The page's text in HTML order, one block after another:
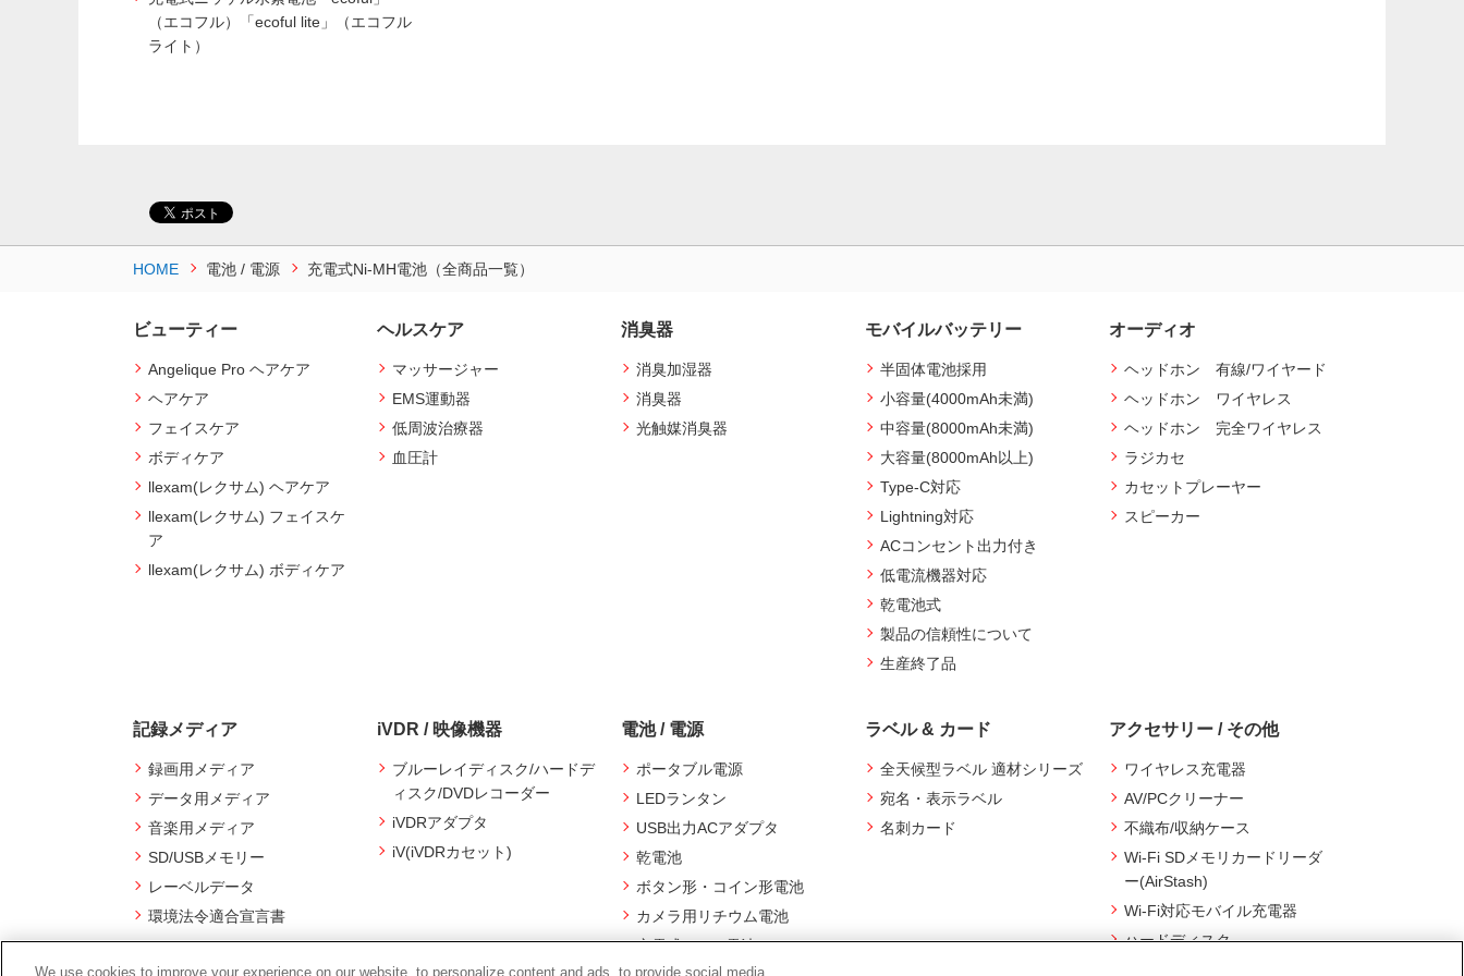
（エコフル）「ecoful lite」（エコフル
ライト）
HOME 電池 / 電源 充電式Ni-MH電池（全商品一覧）
ビューティー
Angelique Pro ヘアケア
ヘアケア
フェイスケア
ボディケア
llexam(レクサム) ヘアケア
llexam(レクサム) フェイスケ
ア
llexam(レクサム) ボディケア
ヘルスケア
マッサージャー
EMS運動器
低周波治療器
血圧計
消臭器
消臭加湿器
消臭器
光触媒消臭器
モバイルバッテリー
半固体電池採用
小容量(4000mAh未満)
中容量(8000mAh未満)
大容量(8000mAh以上)
Type-C対応
Lightning対応
ACコンセント出力付き
低電流機器対応
乾電池式
製品の信頼性について
生産終了品
オーディオ
ヘッドホン 有線/ワイヤード
ヘッドホン ワイヤレス
ヘッドホン 完全ワイヤレス
ラジカセ
カセットプレーヤー
スピーカー
記録メディア
録画用メディア
データ用メディア
音楽用メディア
SD/USBメモリー
レーベルデータ
環境法令適合宣言書
iVDR / 映像機器
ブルーレイディスク/ハードデ
ィスク/DVDレコーダー
iVDRアダプタ
iV(iVDRカセット)
電池 / 電源
ポータブル電源
LEDランタン
USB出力ACアダプタ
乾電池
ボタン形・コイン形電池
カメラ用リチウム電池
充電式Ni-MH電池
ラベル & カード
全天候型ラベル 適材シリーズ
宛名・表示ラベル
名刺カード
アクセサリー / その他
ワイヤレス充電器
AV/PCクリーナー
不織布/収納ケース
Wi-Fi SDメモリカードリーダ
ー(AirStash)
Wi-Fi対応モバイル充電器
ハードディスク
We use cookies to improve your experience on our website, to personalize content and ads, to provide social media